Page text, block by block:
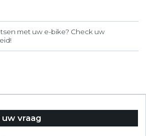
met uw e-bike? Check uw
vraag